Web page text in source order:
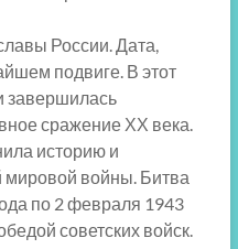
России. Дата,
подвиге. В этот
завершилась
сражение ХХ века.
историю и
мировой войны. Битва
по 2 февраля 1943
советских войск.